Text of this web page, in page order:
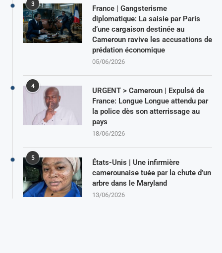
3
France | Gangsterisme
diplomatique: La saisie par Paris
d’une cargaison destinée au
Cameroun ravive les accusations de
prédation économique
05/06/2026
4
URGENT > Cameroun | Expulsé de
France: Longue Longue attendu par
la police dès son atterrissage au
pays
18/06/2026
5
États-Unis | Une infirmière
camerounaise tuée par la chute d’un
arbre dans le Maryland
13/06/2026